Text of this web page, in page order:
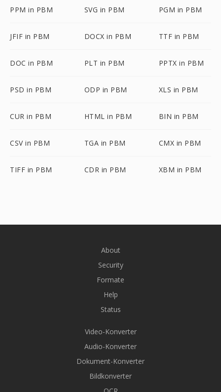
PPM in PBM SVG in PBM PGM in PBM
JFIF in PBM DOCX in PBM TTF in PBM
DOC in PBM PLT in PBM PPTX in PBM
PSD in PBM ODP in PBM XLS in PBM
CUR in PBM HTML in PBM BIN in PBM
CSV in PBM TGA in PBM CMX in PBM
TIFF in PBM CDR in PBM XBM in PBM
About
Security
Formate
Help
Status
Video-Konverter
Audio-Konverter
Dokument-Konverter
Bildkonverter